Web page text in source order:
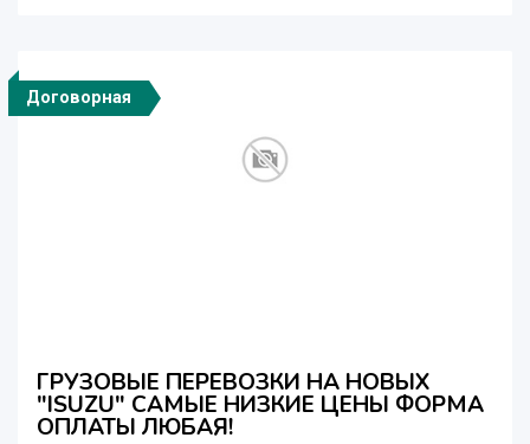
Договорная
ГРУЗОВЫЕ ПЕРЕВОЗКИ НА НОВЫХ
"ISUZU" САМЫЕ НИЗКИЕ ЦЕНЫ ФОРМА
ОПЛАТЫ ЛЮБАЯ!